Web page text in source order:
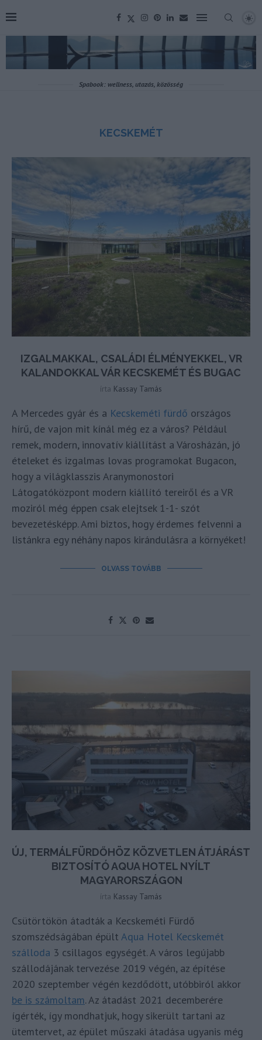
Spabook: wellness, utazás, közösség
KECSKEMÉT
IZGALMAKKAL, CSALÁDI ÉLMÉNYEKKEL, VR
KALANDOKKAL VÁR KECSKEMÉT ÉS BUGAC
írta Kassay Tamás
A Mercedes gyár és a Kecskeméti fürdő országos
hírű, de vajon mit kínál még ez a város? Például
remek, modern, innovatív kiállítást a Városházán, jó
ételeket és izgalmas lovas programokat Bugacon,
hogy a világklasszis Aranymonostori
Látogatóközpont modern kiállító tereiről és a VR
moziról még éppen csak elejtsek 1-1- szót
bevezetésképp. Ami biztos, hogy érdemes felvenni a
listánkra egy néhány napos kirándulásra a környéket!
OLVASS TOVÁBB
ÚJ, TERMÁLFÜRDŐHÖZ KÖZVETLEN ÁTJÁRÁST
BIZTOSÍTÓ AQUA HOTEL NYÍLT
MAGYARORSZÁGON
írta Kassay Tamás
Csütörtökön átadták a Kecskeméti Fürdő
szomszédságában épült Aqua Hotel Kecskemét
szálloda 3 csillagos egységét. A város legújabb
szállodájának tervezése 2019 végén, az építése
2020 szeptember végén kezdődött, utóbbiról akkor
be is számoltam. Az átadást 2021 decemberére
ígérték, így mondhatjuk, hogy sikerült tartani az
ütemtervet, az épület műszaki átadása ugyanis még